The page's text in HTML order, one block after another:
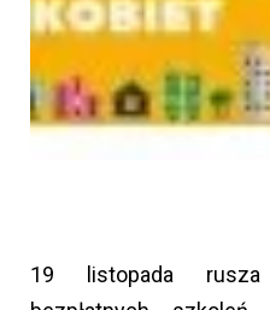
19 listopada rusza